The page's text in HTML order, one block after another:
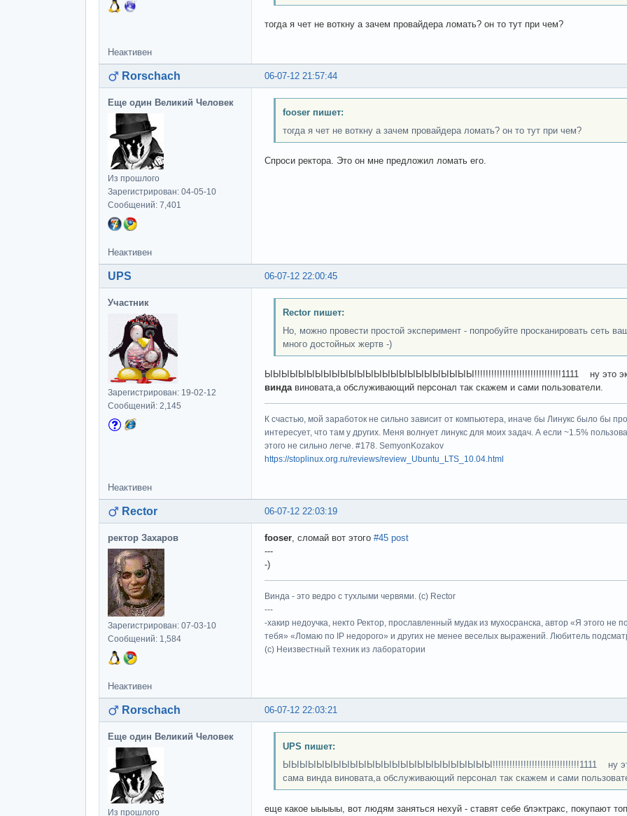
тогда я чет не воткну а зачем провайдера ломать? он то тут при чем?
Неактивен
06-07-12 21:57:44
Rorschach
Еще один Великий Человек
Из прошлого
Зарегистрирован: 04-05-10
Сообщений: 7,401
fooser пишет:
тогда я чет не воткну а зачем провайдера ломать? он то тут при чем?
Спроси ректора. Это он мне предложил ломать его.
Неактивен
06-07-12 22:00:45
UPS
Участник
Зарегистрирован: 19-02-12
Сообщений: 2,145
Rector пишет:
Но, можно провести простой эксперимент - попробуйте просканировать сеть
много достойных жертв -)
ЫЫЫЫЫЫЫЫЫЫЫЫЫЫЫЫЫЫЫЫЫЫЫЫЫ!!!!!!!!!!!!!!!!!!!!!!!!!!!!!!!1111 ну это
виндавиновата,а обслуживающий персонал так скажем и сами пользователи.
К счастью, мой заработок не сильно зависит от компьютера, иначе бы Линукс было бы
интересует, что там у других. Меня волнует линукс для моих задач. А если ~1.5%
этого не сильно легче. #178. SemyonKozakov
https://stoplinux.org.ru/reviews/review_Ubuntu_LTS_10.04.html
Неактивен
06-07-12 22:03:19
Rector
ректор Захаров
Зарегистрирован: 07-03-10
Сообщений: 1,584
fooser, сломай вот этого #45 post
---
-)
Винда - это ведро с тухлыми червями. (с) Rector
---
-хакир недоучка, некто Ректор, прославленный мудак из мухосранска, автор «Я этого не
тебя» «Ломаю по IP недорого» и других не менее веселых выражений. Любитель
(c) Неизвестный техник из лаборатории
Неактивен
06-07-12 22:03:21
Rorschach
Еще один Великий Человек
Из прошлого
UPS пишет:
ЫЫЫЫЫЫЫЫЫЫЫЫЫЫЫЫЫЫЫЫЫЫЫЫЫ!!!!!!!!!!!!!!!!!!!!!!!!!!!!!!!1111 ну это
сама винда виновата,а обслуживающий персонал так скажем и сами
еще какое ыыыыы, вот людям заняться нехуй - ставят себе блэктракс, покупают